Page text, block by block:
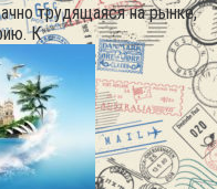
трудящаяся на рынке,
К